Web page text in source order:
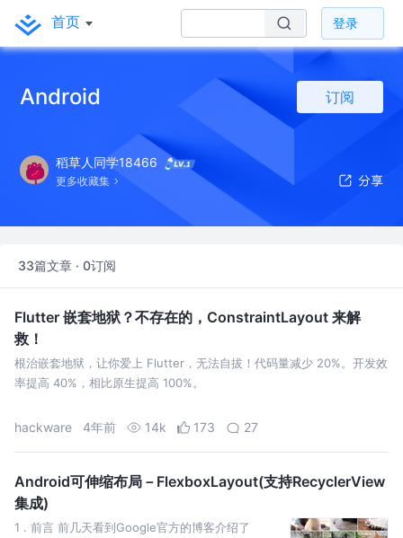
首页 登录
Android 订阅
稻草人同学18466
更多收藏集
33篇文章 · 0订阅
Flutter 嵌套地狱？不存在的，ConstraintLayout 来解
救！
根治嵌套地狱，让你爱上 Flutter，无法自拔！代码量减少 20%。开发效
率提高 40%，相比原生提高 100%。
hackware 4年前 14k 173 27
Android可伸缩布局－FlexboxLayout(支持RecyclerView
集成)
1 . 前言 前几天看到Google官方的博客介绍了